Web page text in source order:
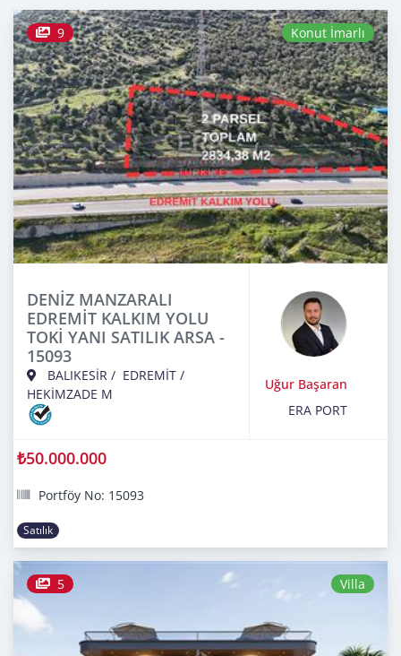
9 Konut İmarlı
DENİZ MANZARALI
EDREMİT KALKIM YOLU
TOKİ YANI SATILIK ARSA -
15093
BALIKESİR / EDREMİT /
HEKİMZADE M
Uğur Başaran
ERA PORT
₺50.000.000
Portföy No: 15093
Satılık
5 Villa